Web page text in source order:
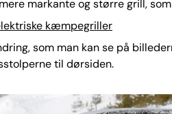
markante og større grill,
kæmpegriller
som man kan se på
til dørsiden.